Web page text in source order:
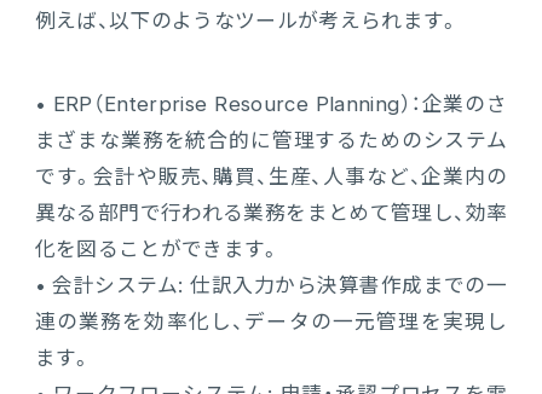
例えば、以下のようなツールが考えられます。
• ERP（Enterprise Resource Planning）：企業のさ
まざまな業務を統合的に管理するためのシステム
です。会計や販売、購買、生産、人事など、企業内の
異なる部門で行われる業務をまとめて管理し、効率
化を図ることができます。
• 会計システム: 仕訳入力から決算書作成までの一
連の業務を効率化し、データの一元管理を実現し
ます。